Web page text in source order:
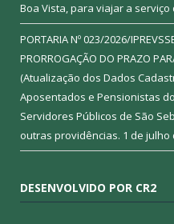
Boa Vista, para viajar a serviço
PORTARIA Nº 023/2026/
PRORROGAÇÃO DO PRAZO
(Atualização dos Dados
Aposentados e Pensionistas
Servidores Públicos de São
outras providências. 1 de julho
DESENVOLVIDO POR CR2